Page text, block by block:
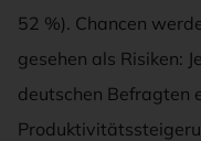
52 %). Chancen
gesehen als Risiken:
deutschen Befragten